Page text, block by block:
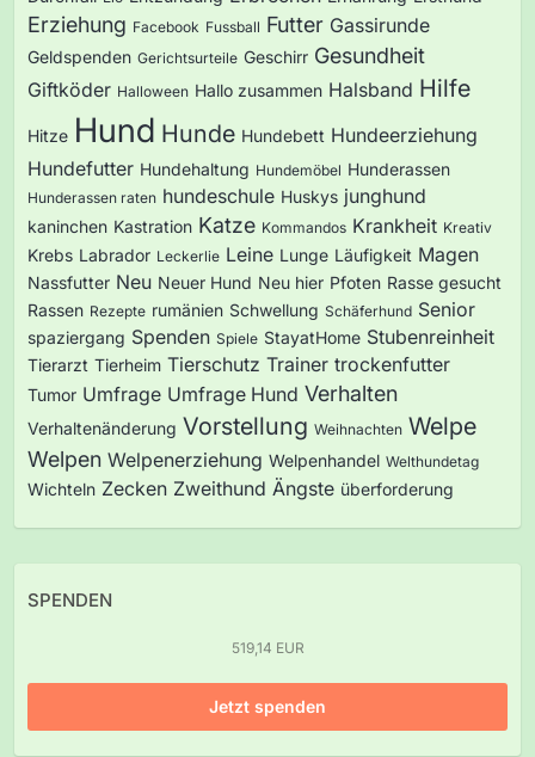
Erziehung Facebook Fussball Futter Gassirunde
Geldspenden Gerichtsurteile Geschirr Gesundheit
Giftköder Halloween Hallo zusammen Halsband Hilfe
Hitze Hund Hunde Hundebett Hundeerziehung
Hundefutter Hundehaltung Hundemöbel Hunderassen
Hunderassen raten hundeschule Huskys junghund
kaninchen Kastration Katze Kommandos Krankheit Kreativ
Krebs Labrador Leckerlie Leine Lunge Läufigkeit Magen
Nassfutter Neu Neuer Hund Neu hier Pfoten Rasse gesucht
Rassen Rezepte rumänien Schwellung Schäferhund Senior
spaziergang Spenden Spiele StayatHome Stubenreinheit
Tierarzt Tierheim Tierschutz Trainer trockenfutter
Tumor Umfrage Umfrage Hund Verhalten
Verhaltenänderung Vorstellung Weihnachten Welpe
Welpen Welpenerziehung Welpenhandel Welthundetag
Wichteln Zecken Zweithund Ängste überforderung
SPENDEN
519,14 EUR
Jetzt spenden